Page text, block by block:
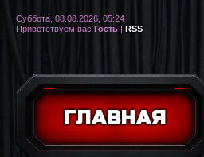
ГЛАВНАЯ
Суббота, 08.08.2026, 05:24
Приветствуем вас Гость | RSS